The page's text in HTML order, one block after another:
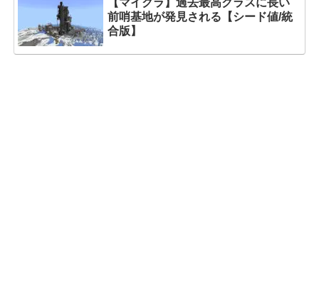
前哨基地が発見される【シード値/統
合版】